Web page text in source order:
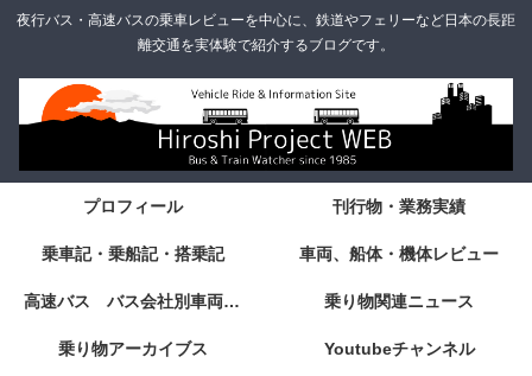
夜行バス・高速バスの乗車レビューを中心に、鉄道やフェリーなど日本の長距
離交通を実体験で紹介するブログです。
プロフィール 刊行物・業務実績
乗車記・乗船記・搭乗記 車両、船体・機体レビュー
高速バス バス会社別車両・設備・シート紹介 乗り物関連ニュース
乗り物アーカイブス Youtubeチャンネル